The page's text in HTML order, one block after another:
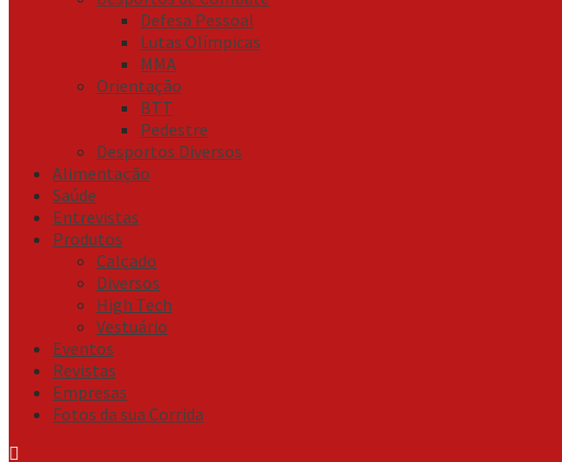
Defesa Pessoal
Lutas Olímpicas
MMA
Orientação
BTT
Pedestre
Desportos Diversos
Alimentação
Saúde
Entrevistas
Produtos
Calçado
Diversos
High Tech
Vestuário
Eventos
Revistas
Empresas
Fotos da sua Corrida